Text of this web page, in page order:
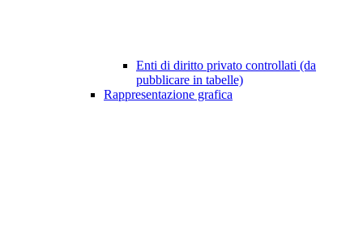
Enti di diritto privato controllati (da
pubblicare in tabelle)
Rappresentazione grafica